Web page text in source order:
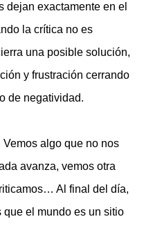
dejan exactamente en el
la crítica no es
una posible solución,
y frustración cerrando
de negatividad.
algo que no nos
avanza, vemos otra
Al final del día,
que el mundo es un sitio